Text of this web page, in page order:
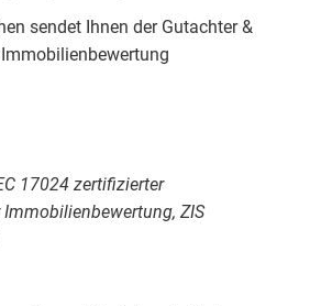
sendet Ihnen der Gutachter &
17024 zertifizierter
ZIS